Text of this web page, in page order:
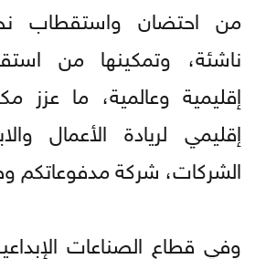
ناشئة، وتمكينها من
إقليمية وعالمية، ما عزز
إقليمي لريادة الأعمال
الشركات، شركة مدفوعاتكم
وفي قطاع الصناعات